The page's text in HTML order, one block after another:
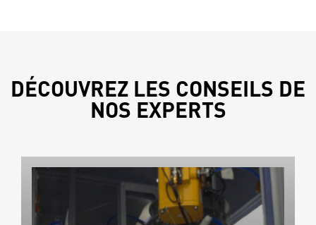
DÉCOUVREZ LES CONSEILS DE
NOS EXPERTS